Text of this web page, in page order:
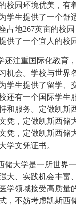
校园环境优美，有
学生提供了一个舒
占地267英亩的校
供了一个宜人的校
注重国际化教育，
机会。学校与世界
学生提供了留学、
还有一个国际学生
和服务。定做凯斯
凭，定做凯斯西储
凭，定做凯斯西储
学文凭证书。
大学是一所世界
大、实践机会丰富
学领域接受高质量
，不妨考虑凯斯西